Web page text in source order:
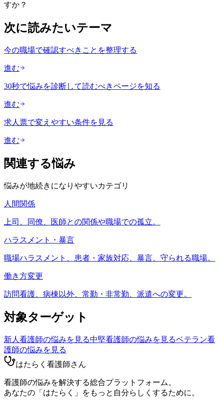
すか？
次に読みたいテーマ
今の職場で確認すべきことを整理する
進む
30秒で悩みを診断して読むべきページを知る
進む
求人票で変えやすい条件を見る
進む
関連する悩み
悩みが地続きになりやすいカテゴリ
人間関係
上司、同僚、医師との関係や職場での孤立。
ハラスメント・暴言
職場ハラスメント、患者・家族対応、暴言、守られる職場。
働き方変更
訪問看護、病棟以外、常勤・非常勤、派遣への変更。
対象ターゲット
新人看護師の悩みを見る中堅看護師の悩みを見るベテラン看
護師の悩みを見る
はたらく看護師さん
看護師の悩みを解決する総合プラットフォーム。
あなたの「はたらく」をもっと自分らしくするために。